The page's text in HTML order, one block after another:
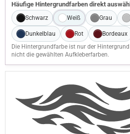
Häufige Hintergrundfarben direkt
Schwarz Weiß Grau
Dunkelblau Rot Bordeaux
Die Hintergrundfarbe ist nur der
nicht die gewählten Aufkleberfarben.